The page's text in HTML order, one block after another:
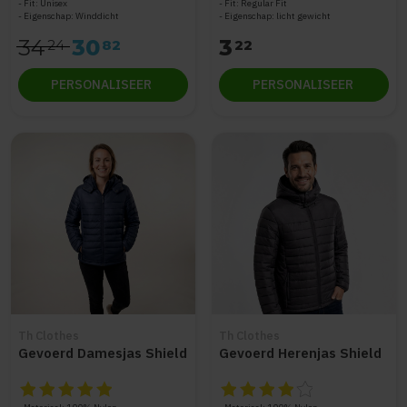
Fit: Unisex
Eigenschap: Winddicht
3424 3082
PERSONALISEER
Fit: Regular Fit
Eigenschap: licht gewicht
3 22
PERSONALISEER
Gevoerd Damesjas Shield
De beoordeling van dit product is5 van de 5
Gevoerd Herenjas Shield
De beoordeling van dit